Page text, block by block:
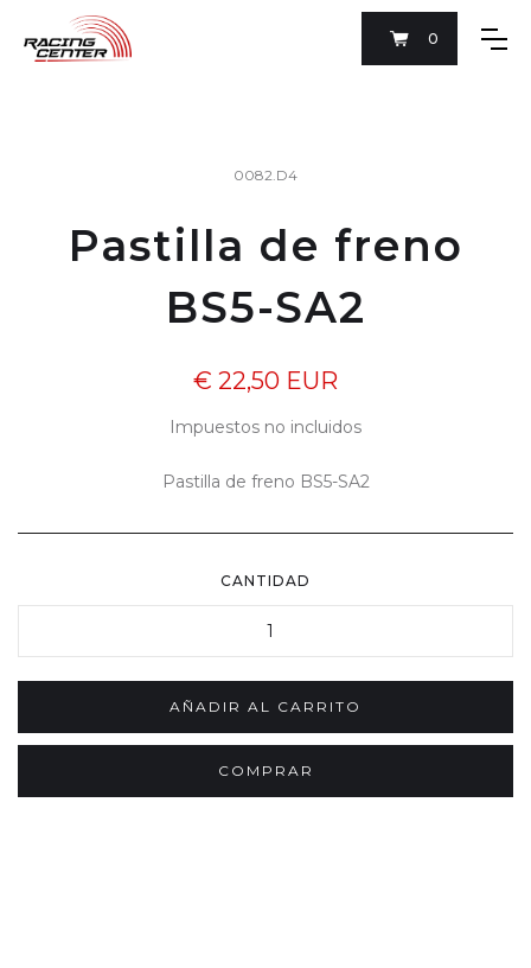
0
0082.D4
Pastilla de freno
BS5-SA2
€ 22,50 EUR
Impuestos no incluidos
Pastilla de freno BS5-SA2
CANTIDAD
COMPRAR